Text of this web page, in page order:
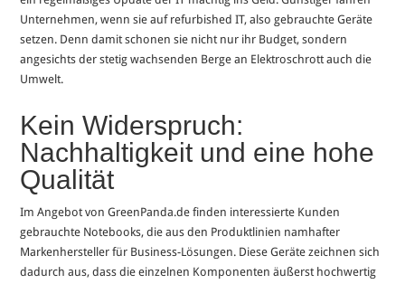
Unternehmen, wenn sie auf refurbished IT, also gebrauchte Geräte
setzen. Denn damit schonen sie nicht nur ihr Budget, sondern
angesichts der stetig wachsenden Berge an Elektroschrott auch die
Umwelt.
Kein Widerspruch:
Nachhaltigkeit und eine hohe
Qualität
Im Angebot von GreenPanda.de finden interessierte Kunden
gebrauchte Notebooks, die aus den Produktlinien namhafter
Markenhersteller für Business-Lösungen. Diese Geräte zeichnen sich
dadurch aus, dass die einzelnen Komponenten äußerst hochwertig